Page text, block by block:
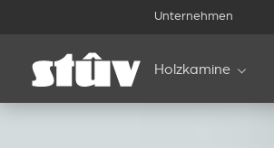
Unternehmen
Holzkamine